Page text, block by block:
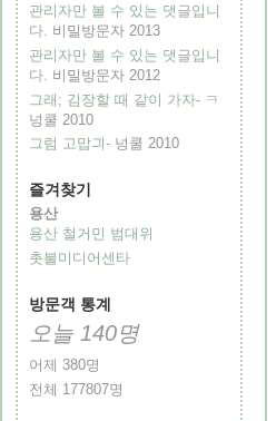
관리자만 볼 수 있는 댓글입니
다. 비밀방문자 2013
관리자만 볼 수 있는 댓글입니
다. 비밀방문자 2012
그래; 김장할 때 같이 가자- ㅋ
넝쿨 2010
그럼 고맙긔- 넝쿨 2010
즐겨찾기
용산
용산 철거민 범대위
촛불미디어센타
방문객 통계
오늘 140명
어제 380명
전체 177807명